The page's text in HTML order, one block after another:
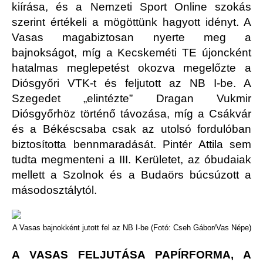
kiírása, és a Nemzeti Sport Online szokás
szerint értékeli a mögöttünk hagyott idényt. A
Vasas magabiztosan nyerte meg a
bajnokságot, míg a Kecskeméti TE újoncként
hatalmas meglepetést okozva megelőzte a
Diósgyőri VTK-t és feljutott az NB I-be. A
Szegedet „elintézte” Dragan Vukmir
Diósgyőrhöz történő távozása, míg a Csákvár
és a Békéscsaba csak az utolsó fordulóban
biztosította bennmaradását. Pintér Attila sem
tudta megmenteni a III. Kerületet, az óbudaiak
mellett a Szolnok és a Budaörs búcsúzott a
másodosztálytól.
A Vasas bajnokként jutott fel az NB I-be (Fotó: Cseh Gábor/Vas Népe)
A VASAS FELJUTÁSA PAPÍRFORMA, A